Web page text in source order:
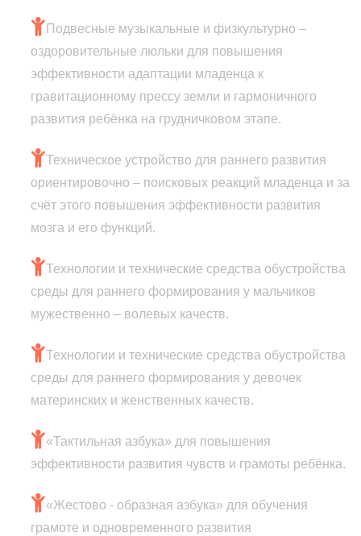
Подвесные музыкальные и физкультурно –
оздоровительные люльки для повышения
эффективности адаптации младенца к
гравитационному прессу земли и гармоничного
развития ребёнка на грудничковом этапе.
Техническое устройство для раннего развития
ориентировочно – поисковых реакций младенца и за
счёт этого повышения эффективности развития
мозга и его функций.
Технологии и технические средства обустройства
среды для раннего формирования у мальчиков
мужественно – волевых качеств.
Технологии и технические средства обустройства
среды для раннего формирования у девочек
материнских и женственных качеств.
«Тактильная азбука» для повышения
эффективности развития чувств и грамоты ребёнка.
«Жестово - образная азбука» для обучения
грамоте и одновременного развития